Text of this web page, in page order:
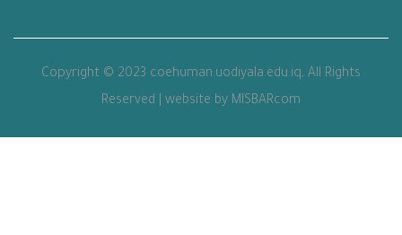
Copyright © 2023 coehuman.uodiyala.edu.iq, All Rights
Reserved | website by MISBARcom